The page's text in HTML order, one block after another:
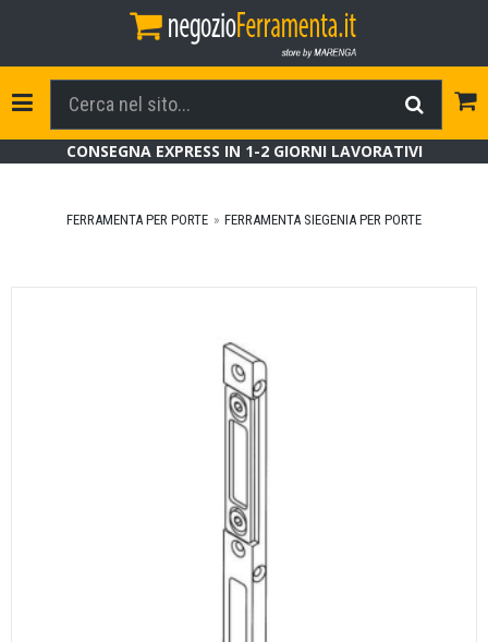
Toggle Navigation
CONSEGNA EXPRESS IN 1-2 GIORNI LAVORATIVI
FERRAMENTA PER PORTE FERRAMENTA SIEGENIA PER PORTE